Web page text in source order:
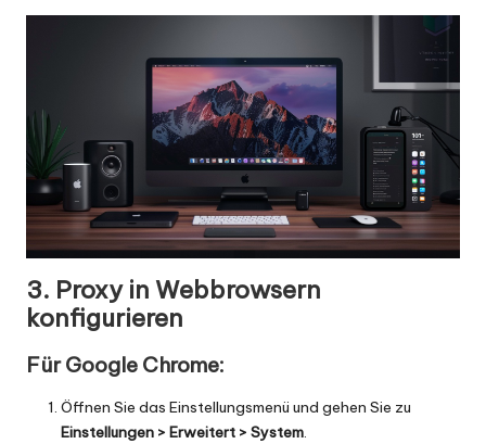
3. Proxy in Webbrowsern
konfigurieren
Für Google Chrome:
Öffnen Sie das Einstellungsmenü und gehen Sie zu
Einstellungen > Erweitert > System.